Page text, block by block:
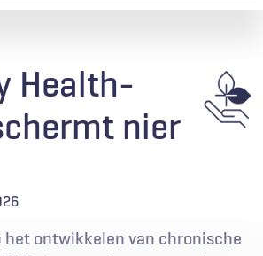
Health-
nier
het ontwikkelen van chronische